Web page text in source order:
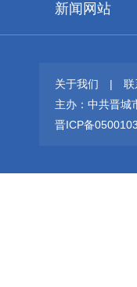
新闻网站
关于我们 | 联
主办：中共晋城
晋ICP备